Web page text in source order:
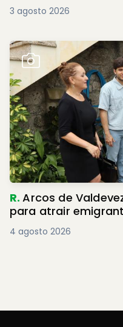
3 agosto 2026
R.Arcos de
para atrair
4 agosto 2026